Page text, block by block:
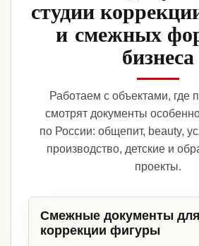
студии
и смежных
бизнеса
Работаем с объектами, где
смотрят документы
по России: общепит, beauty,
производство, детские и
проекты.
Смежные документы
коррекции фигуры